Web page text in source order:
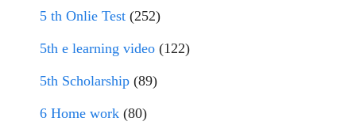
5 th Onlie Test (252)
5th e learning video (122)
5th Scholarship (89)
6 Home work (80)